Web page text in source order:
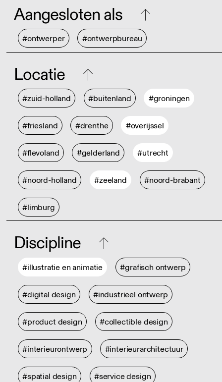
Aangesloten als
#ontwerper #ontwerpbureau
Locatie
#zuid-holland #buitenland #groningen
#friesland #drenthe #overijssel
#flevoland #gelderland #utrecht
#noord-holland #zeeland #noord-brabant
#limburg
Discipline
#illustratie en animatie #grafisch ontwerp
#digital design #industrieel ontwerp
#product design #collectible design
#interieurontwerp #interieurarchitectuur
#spatial design #service design